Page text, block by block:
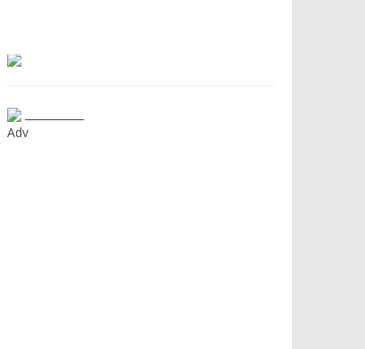
___________
Adv